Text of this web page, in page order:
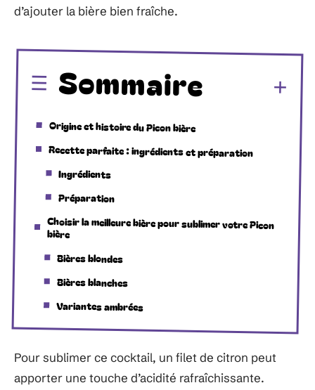
d’ajouter la bière bien fraîche.
Sommaire
Origine et histoire du Picon bière
Recette parfaite : ingrédients et préparation
Ingrédients
Préparation
Choisir la meilleure bière pour sublimer votre Picon
bière
Bières blondes
Bières blanches
Variantes ambrées
Pour sublimer ce cocktail, un filet de citron peut
apporter une touche d’acidité rafraîchissante.